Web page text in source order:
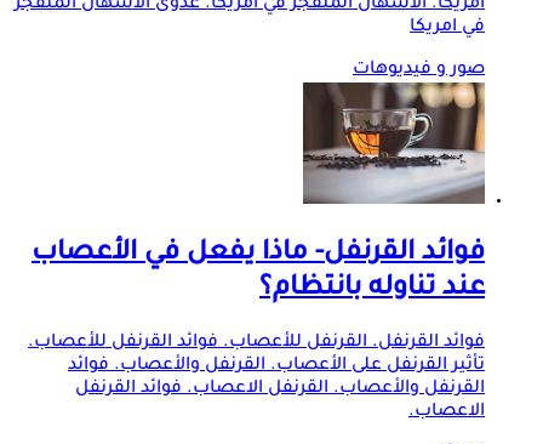
أمريكا. الاسهال المتفجر في امريكا. عدوى الاسهال المتفجر
في امريكا
صور و فيديوهات
فوائد القرنفل- ماذا يفعل في الأعصاب
عند تناوله بانتظام؟
فوائد القرنفل. القرنفل للأعصاب. فوائد القرنفل للأعصاب.
تأثير القرنفل على الأعصاب. القرنفل والأعصاب. فوائد
القرنفل والأعصاب. القرنفل الاعصاب. فوائد القرنفل
الاعصاب.